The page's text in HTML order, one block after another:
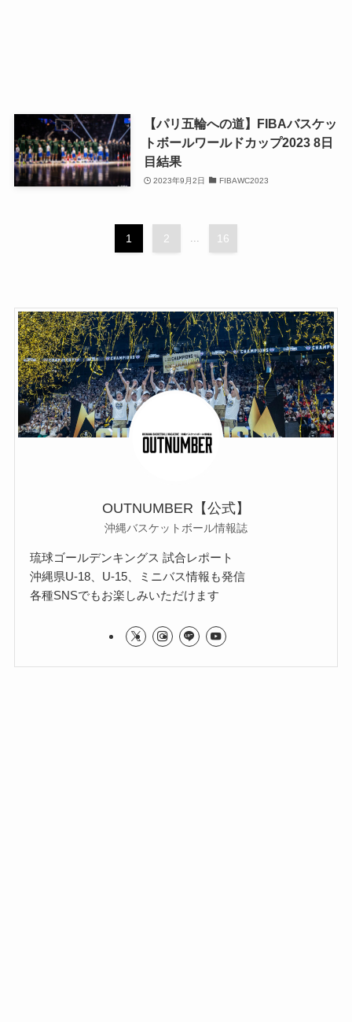
【パリ五輪への道】FIBAバスケッ
トボールワールドカップ2023 8日
目結果
2023年9月2日 FIBAWC2023
1 2 16
OUTNUMBER【公式】
沖縄バスケットボール情報誌
琉球ゴールデンキングス 試合レポート
沖縄県U-18、U-15、ミニバス情報も発信
各種SNSでもお楽しみいただけます